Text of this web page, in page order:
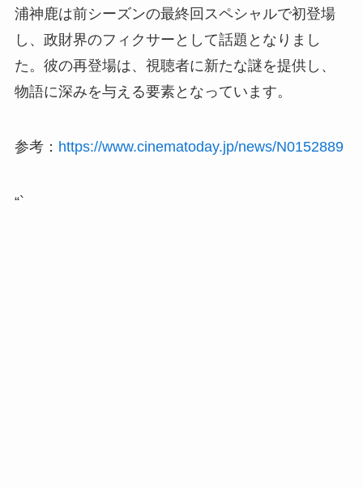
浦神鹿は前シーズンの最終回スペシャルで初登場
し、政財界のフィクサーとして話題となりまし
た。彼の再登場は、視聴者に新たな謎を提供し、
物語に深みを与える要素となっています。
参考： https://www.cinematoday.jp/news/N0152889
“`